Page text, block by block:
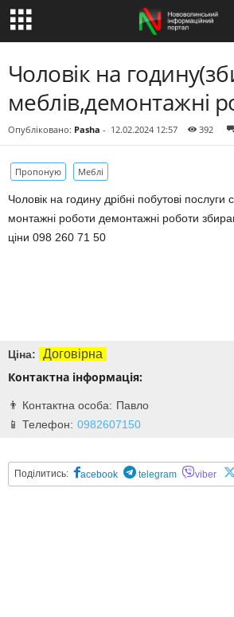
Чоловік на
меблів,демонтажні
Опубліковано: Pasha - 12.02.2024 12:57 392
Пропоную Меблі
Чоловік на годину дрібні побутові послуги
монтажні роботи демонтажні роботи
ціни 098 260 71 50
Контактна інформація:
Павло
0982607150
Ціна: Договірна
Поділитись: acebook telegram viber